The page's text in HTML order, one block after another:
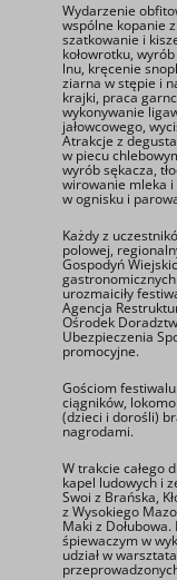
Wydarzenie
wspólne kopanie
szatkowanie i
kołowrotku,
lnu, kręcenie
ziarna w stępie i
krajki, praca
wykonywanie
jałowcowego,
Atrakcje z
w piecu
wyrób sękacza,
wirowanie mleka i
w ognisku i
Każdy z
polowej,
Gospodyń
urozmaiciły
Agencja
Ośrodek
Ubezpieczenia
promocyjne.
Gościom
ciągników,
(dzieci i dorośli)
nagrodami.
W trakcie całego
kapel ludowych i
Swoi z Brańska,
z Wysokiego
Maki z
śpiewaczym w
udział w